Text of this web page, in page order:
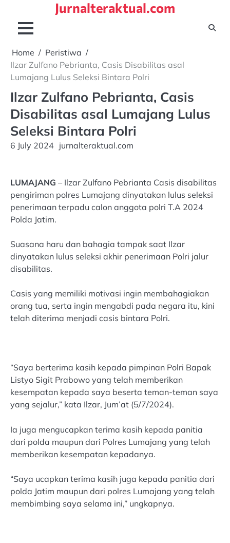
content
Jurnalteraktual.com
Home
Peristiwa
Ilzar Zulfano Pebrianta, Casis Disabilitas asal
Lumajang Lulus Seleksi Bintara Polri
Ilzar Zulfano Pebrianta, Casis
Disabilitas asal Lumajang Lulus
Seleksi Bintara Polri
6 July 2024 jurnalteraktual.com
LUMAJANG – Ilzar Zulfano Pebrianta Casis disabilitas
pengiriman polres Lumajang dinyatakan lulus seleksi
penerimaan terpadu calon anggota polri T.A 2024
Polda Jatim.
Suasana haru dan bahagia tampak saat Ilzar
dinyatakan lulus seleksi akhir penerimaan Polri jalur
disabilitas.
Casis yang memiliki motivasi ingin membahagiakan
orang tua, serta ingin mengabdi pada negara itu, kini
telah diterima menjadi casis bintara Polri.
“Saya berterima kasih kepada pimpinan Polri Bapak
Listyo Sigit Prabowo yang telah memberikan
kesempatan kepada saya beserta teman-teman saya
yang sejalur,” kata Ilzar, Jum’at (5/7/2024).
Ia juga mengucapkan terima kasih kepada panitia
dari polda maupun dari Polres Lumajang yang telah
memberikan kesempatan kepadanya.
“Saya ucapkan terima kasih juga kepada panitia dari
polda Jatim maupun dari polres Lumajang yang telah
membimbing saya selama ini,” ungkapnya.